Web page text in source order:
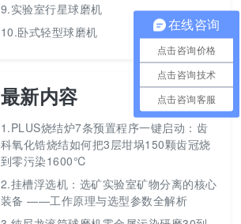
9.实验室行星球磨机
10.卧式轻型球磨机
最新内容
1.PLUS烧结炉7条预置程序一键启动：齿
科氧化锆烧结如何把3层坩埚150颗齿冠烧
到零污染1600℃
2.挂槽浮选机：选矿实验室矿物分离的核心
装备 ——工作原理与选型参数全解析
在线咨询
点击咨询价格
点击咨询技术
点击咨询客服